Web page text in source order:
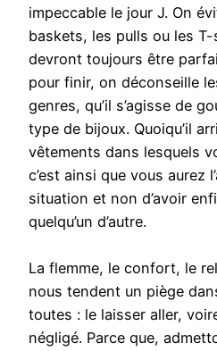
impeccable le jour J. On
baskets, les pulls ou les
devront toujours être
pour finir, on déconseille
genres, qu’il s’agisse de
type de bijoux. Quoiqu’il
vêtements dans lesquels
c’est ainsi que vous aurez
situation et non d’avoir
quelqu’un d’autre.
La flemme, le confort, le
nous tendent un piège
toutes : le laisser aller,
négligé. Parce que,